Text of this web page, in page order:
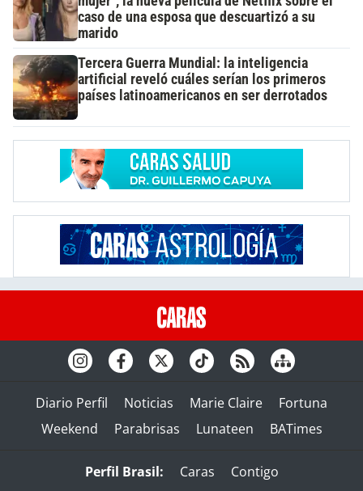
caso de una esposa que descuartizó a su
marido
Tercera Guerra Mundial: la inteligencia
artificial reveló cuáles serían los primeros
países latinoamericanos en ser derrotados
Diario Perfil Noticias Marie Claire
Fortuna
Weekend
Parabrisas Lunateen BATimes
Perfil Brasil: Caras
Contigo